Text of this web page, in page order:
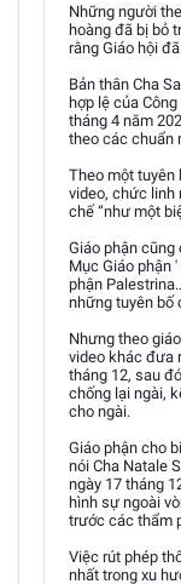
Những người
hoàng đã bị bỏ
rằng Giáo hội
Bản thân Cha
hợp lệ của
tháng 4 năm
theo các chuẩn
Theo một tuyên
video, chức linh
chế “như một
Giáo phận cũng
Mục Giáo phận
phận
những tuyên bố
Nhưng theo
video khác đưa
tháng 12, sau
chống lại ngài,
cho ngài.
Giáo phận cho
nói Cha Natale
ngày 17 tháng
hình sự ngoài
trước các thẩm
Việc rút phép
nhất trong xu